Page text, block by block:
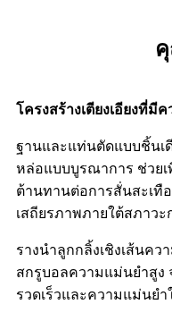
โครงสร้างเตียงเอียงที่มี
ฐานและแท่นตัดแบบชิ้นเดี
หล่อแบบบูรณาการ ช่วย
ต้านทานต่อการสั่นสะเทื
เสถียรภาพภายใต้สภาว
รางนำลูกกลิ้งเชิงเส้นค
สกรูบอลความแม่นยำสูง
รวดเร็วและความแม่นย